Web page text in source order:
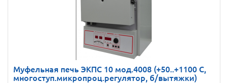
Муфельная печь ЭКПС 10 мод.4008 (+50..+1100 С,
многоступ.микропроц.регулятор, б/вытяжки)